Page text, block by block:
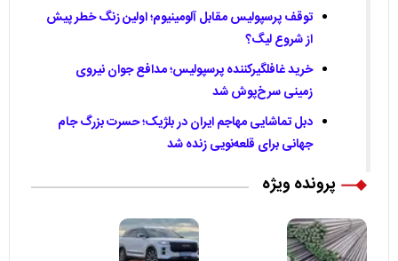
توقف پرسپولیس مقابل آلومینیوم؛ اولین زنگ خطر پیش
از شروع لیگ؟
خرید غافلگیرکننده پرسپولیس؛ مدافع جوان نیروی
زمینی سرخ‌پوش شد
دبل تماشایی مهاجم ایران در بلژیک؛ حسرت بزرگ جام
جهانی برای قلعه‌نویی زنده شد
پرونده ویژه